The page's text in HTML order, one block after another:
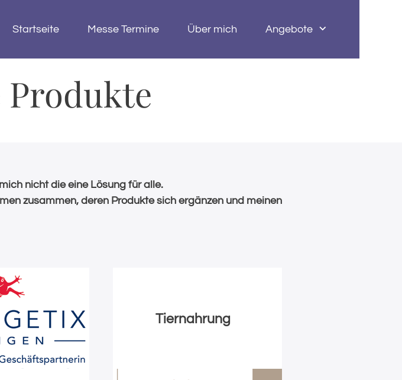
Startseite Messe Termine Über mich Angebote
nicht die eine Lösung für alle.
zusammen, deren Produkte sich ergänzen und meinen
Tiernahrung